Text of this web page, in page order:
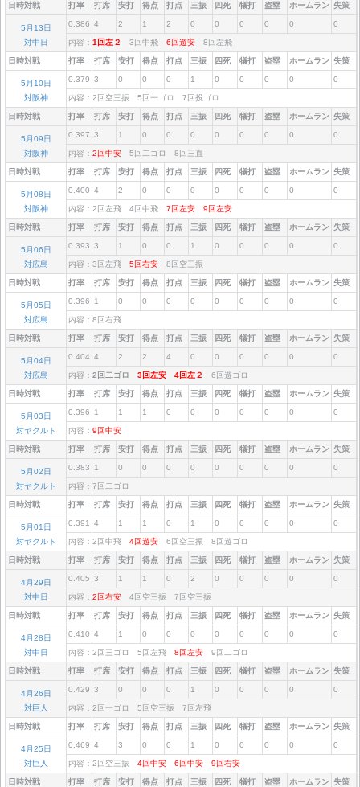
日時対戦 打率 打席 安打 得点 打点 三振 四死 犠打 盗塁 ホームラン 失策
5月13日
対中日
0.386 4 2 1 2 0 0 0 0 0 0
内容： 1回左２ 3回中飛 6回遊安 8回左飛
日時対戦 打率 打席 安打 得点 打点 三振 四死 犠打 盗塁 ホームラン 失策
5月10日
対阪神
0.379 3 0 0 0 1 0 0 0 0 0
内容：2回空三振 5回一ゴロ 7回投ゴロ
日時対戦 打率 打席 安打 得点 打点 三振 四死 犠打 盗塁 ホームラン 失策
5月09日
対阪神
0.397 3 1 0 0 0 0 0 0 0 0
内容： 2回中安 5回二ゴロ 8回三直
日時対戦 打率 打席 安打 得点 打点 三振 四死 犠打 盗塁 ホームラン 失策
5月08日
対阪神
0.400 4 2 0 0 0 0 0 0 0 0
内容：2回左飛 4回中飛 7回左安 9回左安
日時対戦 打率 打席 安打 得点 打点 三振 四死 犠打 盗塁 ホームラン 失策
5月06日
対広島
0.393 3 1 0 0 1 0 0 0 0 0
内容：3回左飛 5回右安 8回空三振
日時対戦 打率 打席 安打 得点 打点 三振 四死 犠打 盗塁 ホームラン 失策
5月05日
対広島
0.396 1 0 0 0 0 0 0 0 0 0
内容：8回右飛
日時対戦 打率 打席 安打 得点 打点 三振 四死 犠打 盗塁 ホームラン 失策
5月04日
対広島
0.404 4 2 2 4 0 0 0 0 0 0
内容： 2回二ゴロ 3回左安 4回左２ 6回遊ゴロ
日時対戦 打率 打席 安打 得点 打点 三振 四死 犠打 盗塁 ホームラン 失策
5月03日
対ヤクルト
0.396 1 1 1 0 0 0 0 0 0 0
内容： 9回中安
日時対戦 打率 打席 安打 得点 打点 三振 四死 犠打 盗塁 ホームラン 失策
5月02日
対ヤクルト
0.383 1 0 0 0 0 0 0 0 0 0
内容：7回二ゴロ
日時対戦 打率 打席 安打 得点 打点 三振 四死 犠打 盗塁 ホームラン 失策
5月01日
対ヤクルト
0.391 4 1 1 0 1 0 0 0 0 0
内容：2回中飛 4回遊安 6回空三振 8回遊ゴロ
日時対戦 打率 打席 安打 得点 打点 三振 四死 犠打 盗塁 ホームラン 失策
4月29日
対中日
0.405 3 1 1 0 2 0 0 0 0 0
内容： 2回右安 4回空三振 7回空三振
日時対戦 打率 打席 安打 得点 打点 三振 四死 犠打 盗塁 ホームラン 失策
4月28日
対中日
0.410 4 1 0 0 0 0 0 0 0 0
内容：2回三ゴロ 5回左飛 8回左安 9回二ゴロ
日時対戦 打率 打席 安打 得点 打点 三振 四死 犠打 盗塁 ホームラン 失策
4月26日
対巨人
0.429 3 0 0 0 1 0 0 0 0 0
内容：2回一ゴロ 5回空三振 7回左飛
日時対戦 打率 打席 安打 得点 打点 三振 四死 犠打 盗塁 ホームラン 失策
4月25日
対巨人
0.469 4 3 0 0 1 0 0 0 0 0
内容：2回空三振 4回中安 6回中安 9回右安
日時対戦 打率 打席 安打 得点 打点 三振 四死 犠打 盗塁 ホームラン 失策